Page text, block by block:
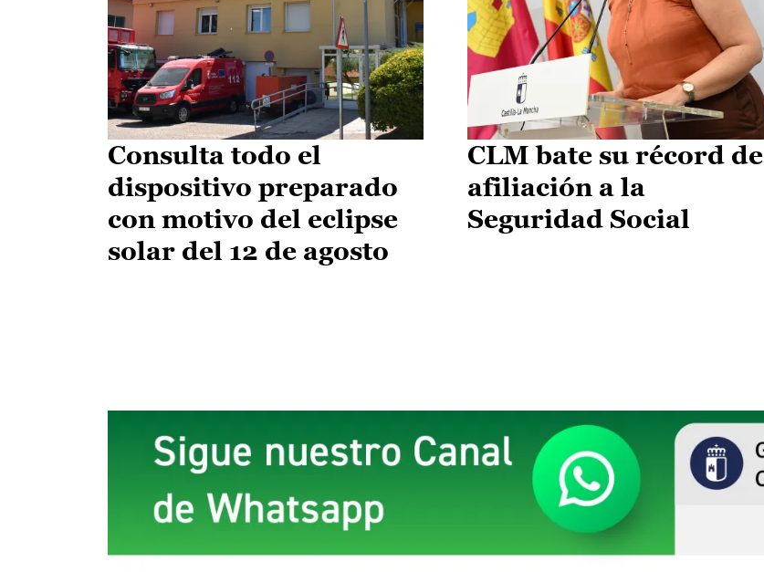
Consulta todo el
dispositivo preparado
con motivo del eclipse
solar del 12 de agosto
CLM bate su récord de
afiliación a la
Seguridad Social